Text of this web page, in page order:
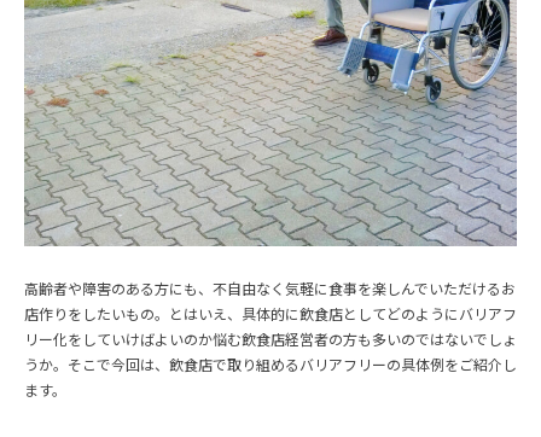
高齢者や障害のある方にも、不自由なく気軽に食事を楽しんでいただけるお
店作りをしたいもの。とはいえ、具体的に飲食店としてどのようにバリアフ
リー化をしていけばよいのか悩む飲食店経営者の方も多いのではないでしょ
うか。そこで今回は、飲食店で取り組めるバリアフリーの具体例をご紹介し
ます。